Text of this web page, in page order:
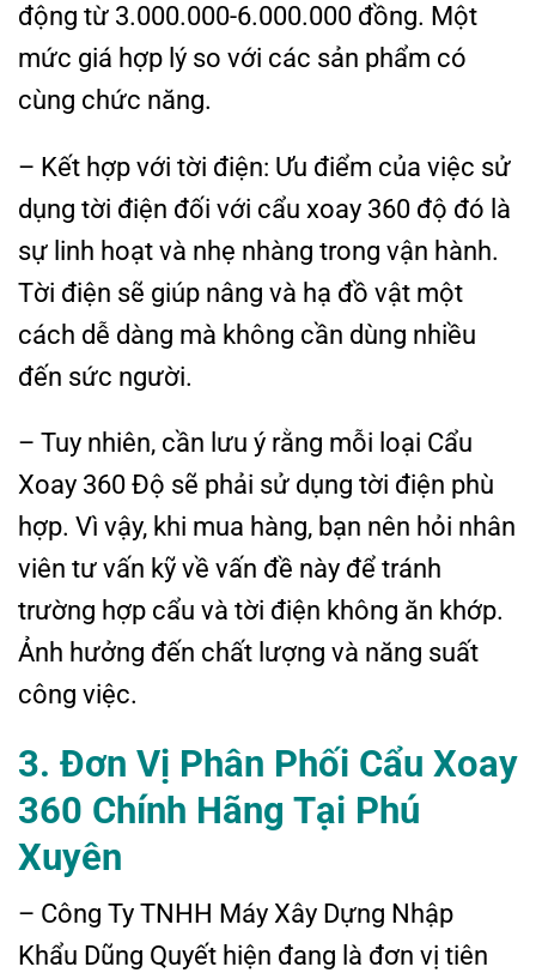
động từ 3.000.000-6.000.000 đồng. Một
mức giá hợp lý so với các sản phẩm có
cùng chức năng.
– Kết hợp với tời điện: Ưu điểm của việc sử
dụng tời điện đối với cẩu xoay 360 độ đó là
sự linh hoạt và nhẹ nhàng trong vận hành.
Tời điện sẽ giúp nâng và hạ đồ vật một
cách dễ dàng mà không cần dùng nhiều
đến sức người.
– Tuy nhiên, cần lưu ý rằng mỗi loại Cẩu
Xoay 360 Độ sẽ phải sử dụng tời điện phù
hợp. Vì vậy, khi mua hàng, bạn nên hỏi nhân
viên tư vấn kỹ về vấn đề này để tránh
trường hợp cẩu và tời điện không ăn khớp.
Ảnh hưởng đến chất lượng và năng suất
công việc.
3. Đơn Vị Phân Phối Cẩu Xoay
360 Chính Hãng Tại Phú
Xuyên
– Công Ty TNHH Máy Xây Dựng Nhập
Khẩu Dũng Quyết hiện đang là đơn vị tiên